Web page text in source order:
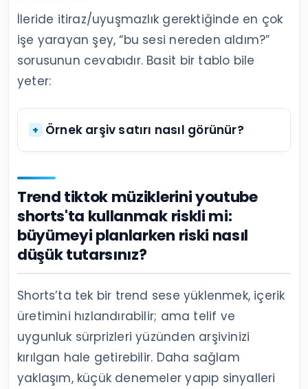
İleride itiraz/uyuşmazlık gerektiğinde en çok
işe yarayan şey, “bu sesi nereden aldım?”
sorusunun cevabıdır. Basit bir tablo bile
yeter:
Örnek arşiv satırı nasıl görünür?
Trend tiktok müziklerini youtube
shorts'ta kullanmak riskli mi:
büyümeyi planlarken riski nasıl
düşük tutarsınız?
Shorts’ta tek bir trend sese yüklenmek, içerik
üretimini hızlandırabilir; ama telif ve
uygunluk sürprizleri yüzünden arşivinizi
kırılgan hale getirebilir. Daha sağlam
yaklaşım, küçük denemeler yapıp sinyalleri